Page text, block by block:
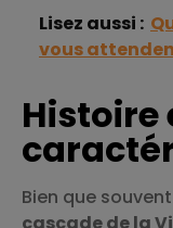
Lisez aussi :
vous
Histoire
Bien que